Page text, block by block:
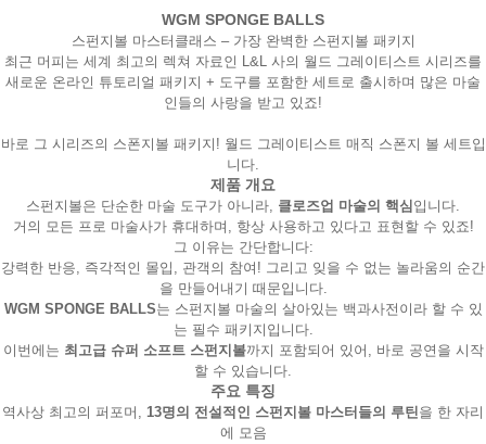
페이코 ID로
PAYCO 바로
WGM SPONGE BALLS
스펀지볼 마스터클래스 – 가장 완벽한 스펀지볼 패키지
최근 머피는 세계 최고의 렉쳐 자료인 L&L 사의 월드 그레이티스트 시리즈를
새로운 온라인 튜토리얼 패키지 + 도구를 포함한 세트로 출시하며 많은 마술
인들의 사랑을 받고 있죠!
바로 그 시리즈의 스폰지볼 패키지! 월드 그레이티스트 매직 스폰지 볼 세트입
니다.
제품 개요
스펀지볼은 단순한 마술 도구가 아니라, 클로즈업 마술의 핵심 입니다.
거의 모든 프로 마술사가 휴대하며, 항상 사용하고 있다고 표현할 수 있죠!
그 이유는 간단합니다:
강력한 반응, 즉각적인 몰입, 관객의 참여! 그리고 잊을 수 없는 놀라움의 순간
을 만들어내기 때문입니다.
WGM SPONGE BALLS는 스펀지볼 마술의 살아있는 백과사전이라 할 수 있
는 필수 패키지입니다.
이번에는 최고급 슈퍼 소프트 스펀지볼까지 포함되어 있어, 바로 공연을 시작
할 수 있습니다.
주요 특징
역사상 최고의 퍼포머, 13명의 전설적인 스펀지볼 마스터들의 루틴을 한 자리
에 모음